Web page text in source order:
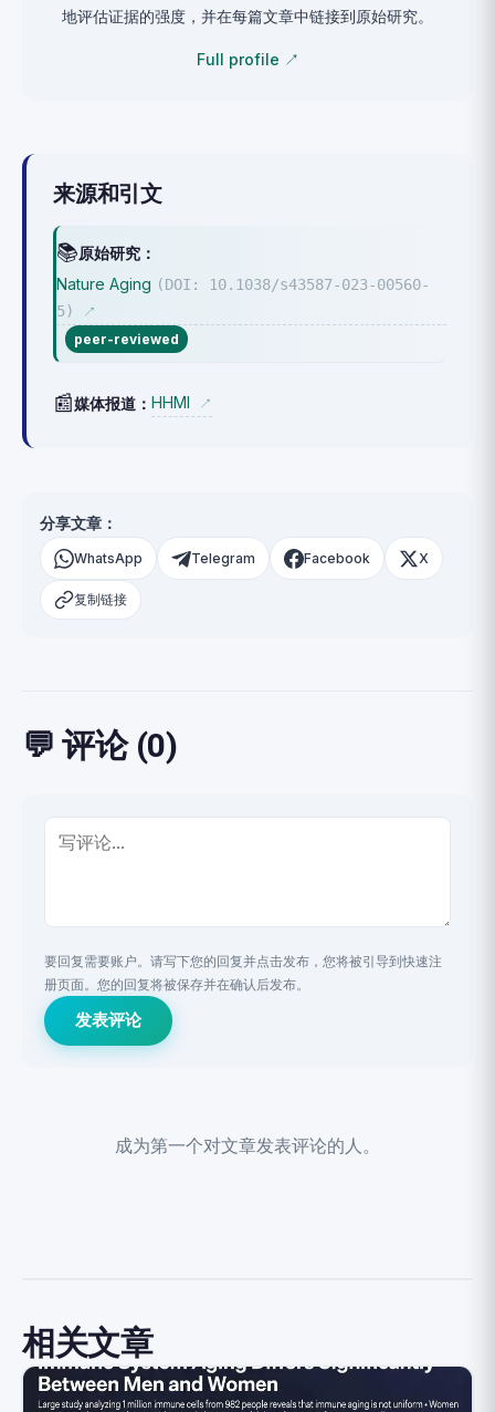
地评估证据的强度，并在每篇文章中链接到原始研究。
Full profile ↗
来源和引文
📚原始研究：
Nature Aging (DOI: 10.1038/s43587-023-00560-
5)
↗
peer-reviewed
📰媒体报道： HHMI ↗
分享文章：
WhatsApp Telegram Facebook X
复制链接
💬 评论 (0)
要回复需要账户。请写下您的回复并点击发布，您将被引导到快速注
册页面。您的回复将被保存并在确认后发布。
发表评论
成为第一个对文章发表评论的人。
相关文章